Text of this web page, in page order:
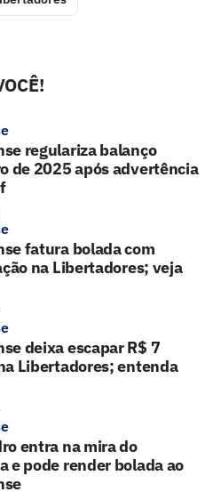
regulariza balanço
de 2025 após advertência
fatura bolada com
na Libertadores; veja
deixa escapar R$ 7
Libertadores; entenda
entra na mira do
e pode render bolada ao